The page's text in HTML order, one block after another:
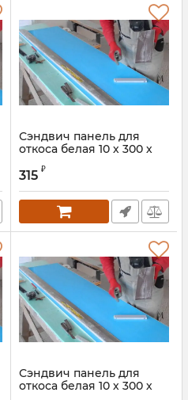
Сэндвич панель для
откоса белая 10 х 300 х
315 ₽
Сэндвич панель для
откоса белая 10 х 300 х